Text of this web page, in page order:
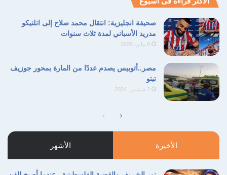
صحيفة انجليزية: انتقال محمد صلاح إلى اتلتيكو
مدريد الأسباني لمدة ثلاث سنوات
6 مايو، 2026
مصر..أتوبيس يصدم عددًا من المارة بمحور جوزيف
تيتو
2 سبتمبر، 2024
الصفحةالصفحة
الأخيرة الأشهر